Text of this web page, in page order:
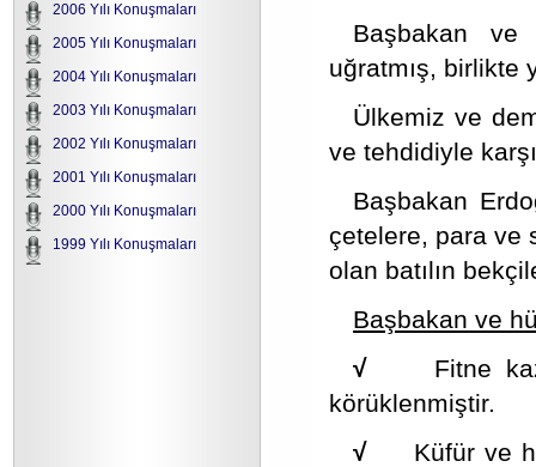
2006 Yılı Konuşmaları
2005 Yılı Konuşmaları
2004 Yılı Konuşmaları
2003 Yılı Konuşmaları
2002 Yılı Konuşmaları
2001 Yılı Konuşmaları
2000 Yılı Konuşmaları
1999 Yılı Konuşmaları
Başbakan ve
uğratmış, birlikte
Ülkemiz ve
ve tehdidiyle karşı
Başbakan
çetelere, para ve
olan batılın
Başbakan ve
√ Fitne
körüklenmiştir.
√ Küfür ve